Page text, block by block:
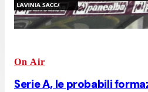
On Air
Serie A, le probabili